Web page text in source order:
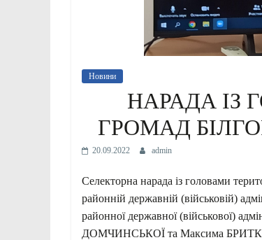
Новини
НАРАДА ІЗ
ГРОМАД
20.09.2022 admin
Селекторна нарада із головами
районній державній (військовій)
районної державної (військової)
ДОМЧИНСЬКОЇ та Максима